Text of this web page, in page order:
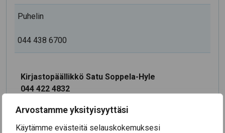
Arvostamme yksityisyyttäsi
Käytämme evästeitä selauskokemuksesi
Puhelin
044 438 6700
Kirjastopäällikkö Satu Soppela-Hyle
044 422 4832